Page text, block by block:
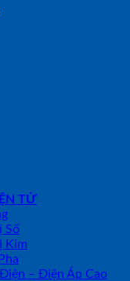
TỬ
Số
Kim
– Điện Áp Cao